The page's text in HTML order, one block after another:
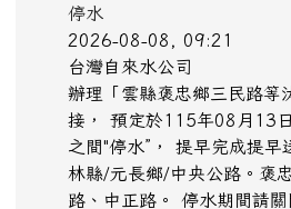
停水
2026-08-08, 09:21
台灣自來水公司
辦理「雲縣褒忠鄉三民路等
接， 預定於115年08月13
之間"停水”， 提早完成提
林縣/元長鄉/中央公路。褒
路、中正路。 停水期間請